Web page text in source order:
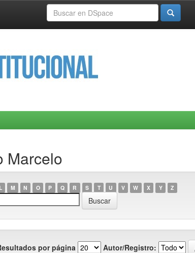
Marcelo
L M N O P Q R S T U V W X Y Z
por página Autor/Registro: